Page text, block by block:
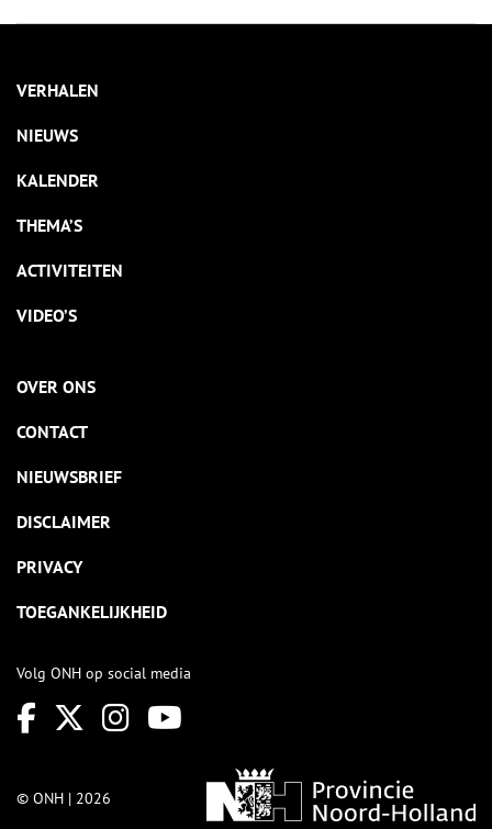
VERHALEN
NIEUWS
KALENDER
THEMA’S
ACTIVITEITEN
VIDEO’S
OVER ONS
CONTACT
NIEUWSBRIEF
DISCLAIMER
PRIVACY
TOEGANKELIJKHEID
Volg ONH op social media
© ONH | 2026